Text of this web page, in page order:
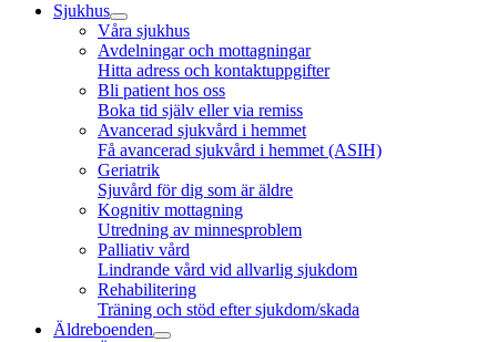
Sjukhus
Våra sjukhus
Avdelningar och mottagningar
Hitta adress och kontaktuppgifter
Bli patient hos oss
Boka tid själv eller via remiss
Avancerad sjukvård i hemmet
Få avancerad sjukvård i hemmet (ASIH)
Geriatrik
Sjuvård för dig som är äldre
Kognitiv mottagning
Utredning av minnesproblem
Palliativ vård
Lindrande vård vid allvarlig sjukdom
Rehabilitering
Träning och stöd efter sjukdom/skada
Äldreboenden